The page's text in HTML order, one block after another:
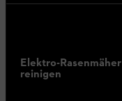
Elektro-Rasenmäher
reinigen